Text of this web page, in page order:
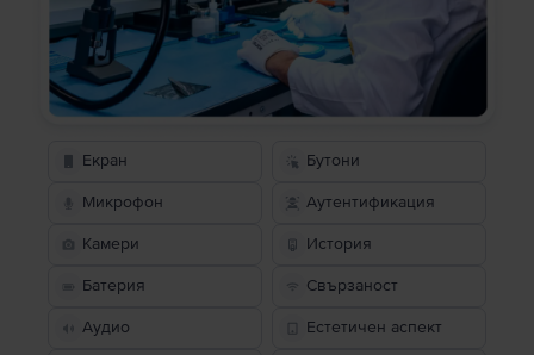
Екран Бутони
Микрофон Аутентификация
Камери История
Батерия Свързаност
Аудио Естетичен аспект